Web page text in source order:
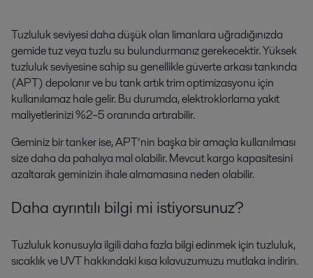
Tuzluluk seviyesi daha düşük olan limanlara uğradığınızda
gemide tuz veya tuzlu su bulundurmanız gerekecektir. Yüksek
tuzluluk seviyesine sahip su genellikle güverte arkası tankında
(APT) depolanır ve bu tank artık trim optimizasyonu için
kullanılamaz hale gelir. Bu durumda, elektroklorlama yakıt
maliyetlerinizi %2–5 oranında artırabilir.
Geminiz bir tanker ise, APT’nin başka bir amaçla kullanılması
size daha da pahalıya mal olabilir. Mevcut kargo kapasitesini
azaltarak geminizin ihale almamasına neden olabilir.
Daha ayrıntılı bilgi mi istiyorsunuz?
Tuzluluk konusuyla ilgili daha fazla bilgi edinmek için tuzluluk,
sıcaklık ve UVT hakkındaki kısa kılavuzumuzu mutlaka indirin.